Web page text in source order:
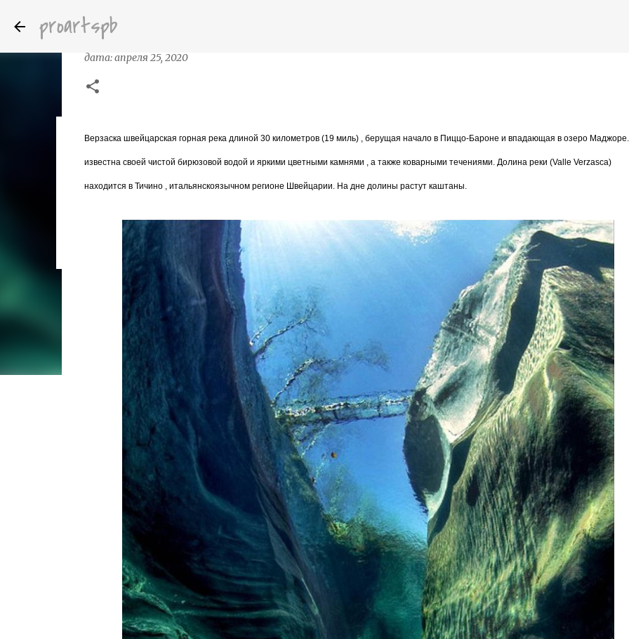
proartspb
Бумажные скульптуры канадского художника Келвина Николса (Calvin Nicholls)
дата:октября 14, 2022
дата:апреля 25, 2020
Верзаска швейцарская горная река длиной 30 километров (19 миль) , берущая начало в Пиццо-Бароне и впадающая в озеро Маджоре.
известна своей чистой бирюзовой водой и яркими цветными камнями , а также коварными течениями. Долина реки (Valle Verzasca)
находится в Тичино , итальянскоязычном регионе Швейцарии. На дне долины растут каштаны.